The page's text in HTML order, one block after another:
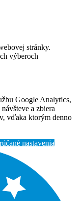
stránky.
výberoch
Google Analytics,
a zbiera
vďaka ktorým denno
nastavenia